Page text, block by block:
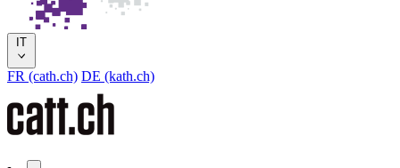
IT
FR (cath.ch) DE (kath.ch)